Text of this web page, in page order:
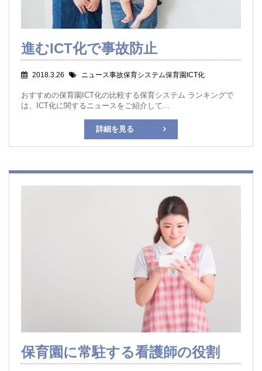
進むICT化で事故防止
2018.3.26 ニュース事故保育システム保育園ICT化
おすすめの保育園ICT化の比較する保育システム ランキングで
は、ICT化に関するニュースをご紹介して...
詳細を見る
保育園に常駐する看護師の役割